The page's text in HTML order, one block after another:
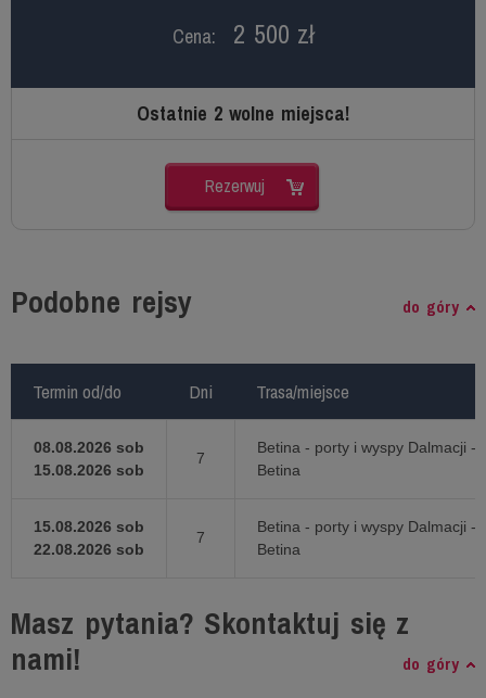
Cena: 2 500 zł
Ostatnie 2 wolne miejsca!
Rezerwuj
Podobne rejsy do góry
Termin od/do Dni Trasa/miejsce
08.08.2026 sob
15.08.2026 sob
7
Betina - porty i wyspy Dalmacji -
Betina
15.08.2026 sob
22.08.2026 sob
7
Betina - porty i wyspy Dalmacji -
Betina
Termin od/do Dni Trasa/miejsce
Masz pytania? Skontaktuj się z
nami!
do góry